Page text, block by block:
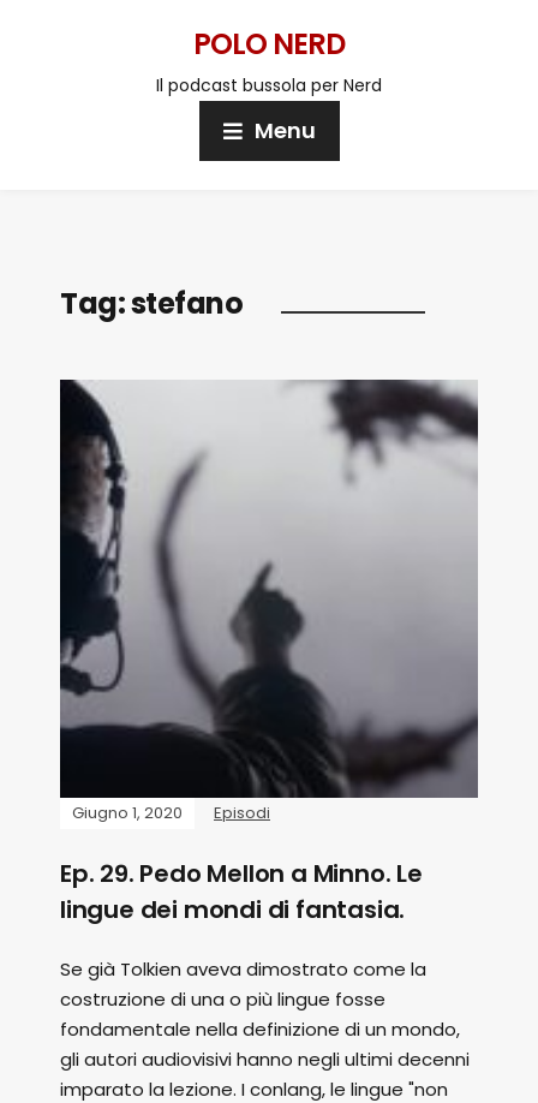
POLO NERD
Il podcast bussola per Nerd
Menu
Tag:stefano
Giugno 1, 2020 Episodi
Ep. 29. Pedo Mellon a Minno. Le
lingue dei mondi di fantasia.
Se già Tolkien aveva dimostrato come la
costruzione di una o più lingue fosse
fondamentale nella definizione di un mondo,
gli autori audiovisivi hanno negli ultimi decenni
imparato la lezione. I conlang, le lingue "non